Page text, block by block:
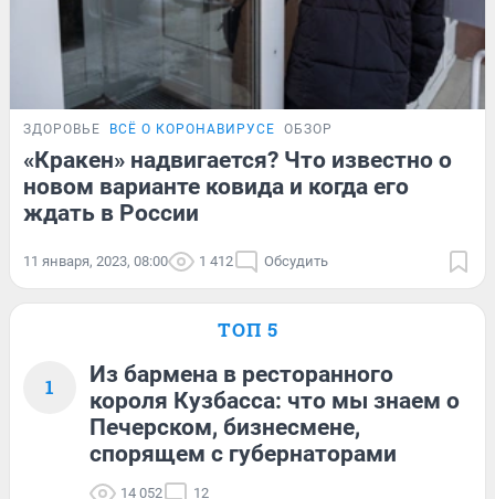
ЗДОРОВЬЕ ВСЁ О КОРОНАВИРУСЕ ОБЗОР
«Кракен» надвигается? Что известно о
новом варианте ковида и когда его
ждать в России
11 января, 2023, 08:00 1 412 Обсудить
ТОП 5
1
Из бармена в ресторанного
короля Кузбасса: что мы знаем о
Печерском, бизнесмене,
спорящем с губернаторами
14 052 12